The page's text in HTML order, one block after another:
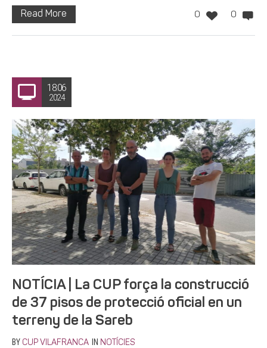
0 0
Read More
18.06
2024
NOTÍCIA | La CUP força la construcció
de 37 pisos de protecció oficial en un
terreny de la Sareb
BY CUP VILAFRANCA IN NOTÍCIES